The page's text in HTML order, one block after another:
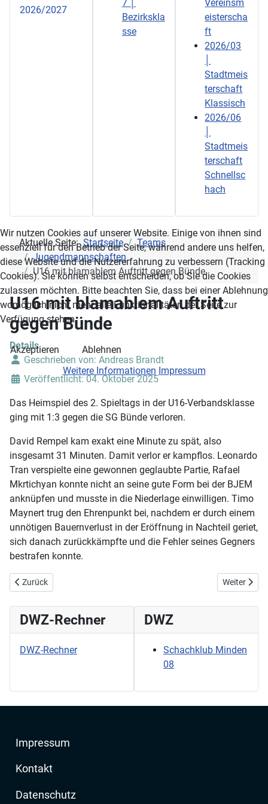
2026/2027
7 │
Bezirkskla
sse
Vereinsm
eisterscha
ft
2026/03
Stadtmeis
terschaft
Klassisch
2026/06
Stadtmeis
terschaft
Schnellsc
hach
Aktuelle Seite:Startseite
Teams
Jugendmannschaften
U16 mit blamablem Auftritt gegen Bünde
U16 mit blamablem Auftritt
gegen Bünde
Details
Geschrieben von: Andreas Brandt
Veröffentlicht: 04. Oktober 2025
Das Heimspiel des 2. Spieltags in der U16-Verbandsklasse
ging mit 1:3 gegen die SG Bünde verloren.
David Rempel kam exakt eine Minute zu spät, also
insgesamt 31 Minuten. Damit verlor er kampflos. Leonardo
Tran verspielte eine gewonnen geglaubte Partie, Rafael
Mkrtichyan konnte nicht an seine gute Form bei der BJEM
anknüpfen und musste in die Niederlage einwilligen. Timo
Maynert trug den Ehrenpunkt bei, nachdem er durch einem
unnötigen Bauernverlust in der Eröffnung in Nachteil geriet,
sich danach zurückkämpfte und die Fehler seines Gegners
bestrafen konnte.
Vorheriger Beitrag: U16 - Knappe Heimniederlage gegen Delbrück
Zurück Nächster
Weiter
DWZ-Rechner
DWZ-Rechner
DWZ
Schachklub Minden
08
Impressum
Kontakt
Datenschutz
Wir nutzen Cookies auf unserer Website. Einige von ihnen sind
essenziell für den Betrieb der Seite, während andere uns helfen,
diese Website und die Nutzererfahrung zu verbessern (Tracking
Cookies). Sie können selbst entscheiden, ob Sie die Cookies
zulassen möchten. Bitte beachten Sie, dass bei einer Ablehnung
womöglich nicht mehr alle Funktionalitäten der Seite zur
Verfügung stehen.
Akzeptieren
Ablehnen
Weitere Informationen Impressum